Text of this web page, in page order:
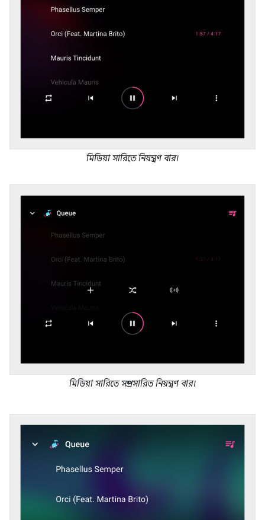
মিডিয়া সারিতে নিয়ন্ত্রণ বার।
মিডিয়া সারিতে সম্প্রসারিত নিয়ন্ত্রণ বার।